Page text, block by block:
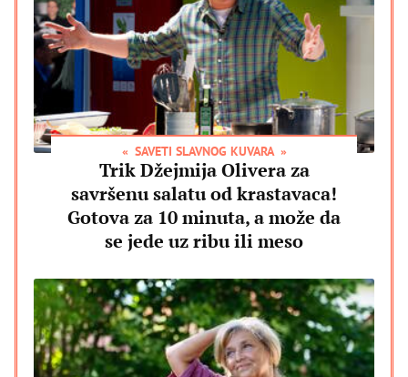
SAVETI SLAVNOG KUVARA
Trik Džejmija Olivera za
savršenu salatu od krastavaca!
Gotova za 10 minuta, a može da
se jede uz ribu ili meso